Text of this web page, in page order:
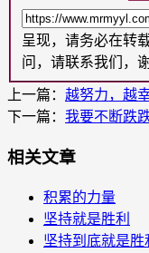
呈现，请务必在转
问，请联系我们，谢
上一篇： 越努力，越
下一篇： 我要不断跌
相关文章
积累的力量
坚持就是胜利
坚持到底就是胜